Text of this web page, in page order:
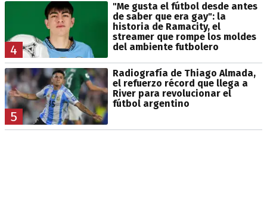
4
"Me gusta el fútbol desde antes
de saber que era gay": la
historia de Ramacity, el
streamer que rompe los moldes
del ambiente futbolero
5
Radiografía de Thiago Almada,
el refuerzo récord que llega a
River para revolucionar el
fútbol argentino